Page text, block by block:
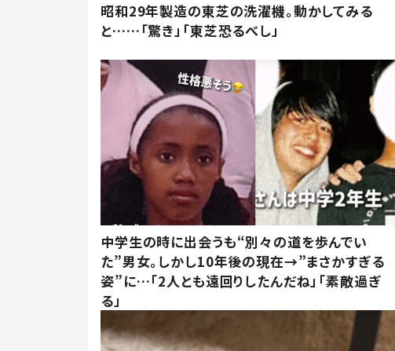
昭和29年製造の東芝の洗濯機。動かしてみる
と……「驚き」「東芝恐るべし」
中学生の時に出会うも“別々の道を歩んでい
た”男女。しかし10年後の現在→”まさかすぎる
姿”に…「2人とも遠回りしたんだね」「素敵過ぎ
る」